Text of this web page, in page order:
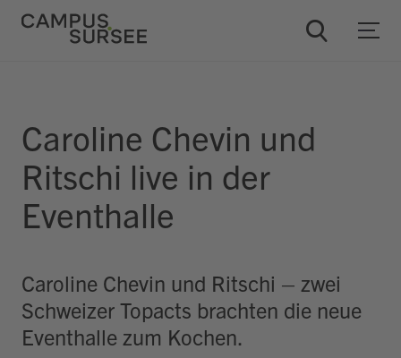
Caroline Chevin und
Ritschi live in der
Eventhalle
Caroline Chevin und Ritschi – zwei
Schweizer Topacts brachten die neue
Eventhalle zum Kochen.
ChatBob